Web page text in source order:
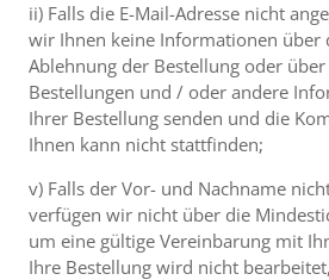
ii) Falls die E-Mail-Adresse nicht
wir Ihnen keine Informationen über
Ablehnung der Bestellung oder
Bestellungen und / oder andere
Ihrer Bestellung senden und die
Ihnen kann nicht stattfinden;
v) Falls der Vor- und Nachname
verfügen wir nicht über die
um eine gültige Vereinbarung mit
Ihre Bestellung wird nicht